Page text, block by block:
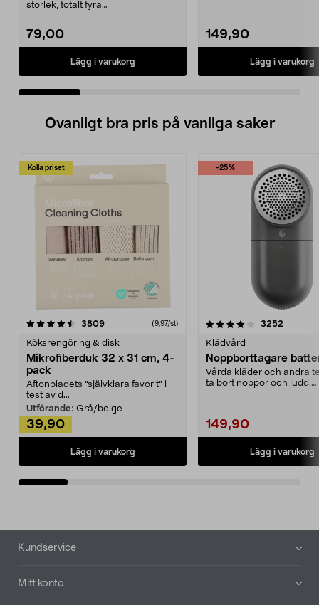
storlek, totalt fyra
79,00
Lägg i varukorg
149,90
Lägg i varukorg
Ovanligt bra pris på vanliga saker
Kolla priset
3809recensioner (9,97/st)
Köksrengöring & disk
Mikrofiberduk 32 x 31 cm, 4-
pack
Aftonbladets "självklara favorit” i
test av d...
Utförande: Grå/beige
39,90
Lägg i varukorg
-25%
4.0av 5 stjärnor 3252
Klädvård
Noppborttagare
Vårda kläder och andra
ta bort noppor och ludd.
149,90
Lägg i varukorg
4.5av 5 stjärnor
Sidfot
Kundservice
Mitt konto